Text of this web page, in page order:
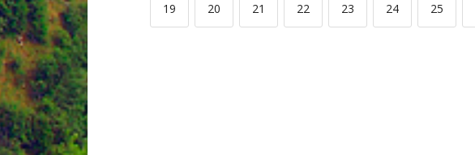
19 20 21 22 23 24 25